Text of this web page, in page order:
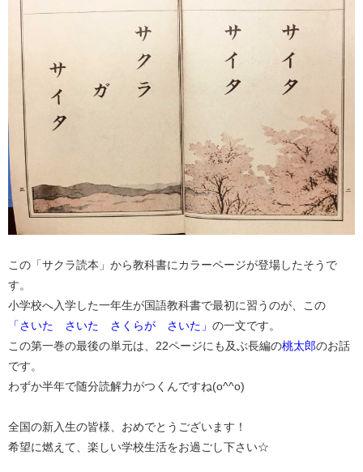
この「サクラ読本」から教科書にカラーページが登場したそうで
す。
小学校へ入学した一年生が国語教科書で最初に習うのが、この
「さいた さいた さくらが さいた」 の一文です。
この第一巻の最後の単元は、22ページにも及ぶ長編の桃太郎のお話
です。
わずか半年で随分読解力がつくんですね(o^^o)
全国の新入生の皆様、おめでとうございます！
希望に燃えて、楽しい学校生活をお過ごし下さい☆